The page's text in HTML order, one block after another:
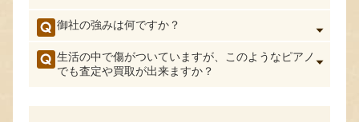
御社の強みは何ですか？
生活の中で傷がついていますが、このようなピアノ
でも査定や買取が出来ますか？